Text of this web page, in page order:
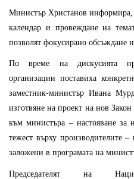
Министър Христанов информира,
календар и провеждане на
позволят фокусирано обсъждане
По време на дискусията
организации поставиха
заместник-министър Ивана
изготвяне на проект на нов
към министъра – настояване за
тежест върху производителите
заложени в програмата на
Председателят на